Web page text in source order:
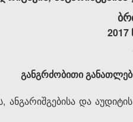
2017
განგრძობითი
ანგარიშგებისა და